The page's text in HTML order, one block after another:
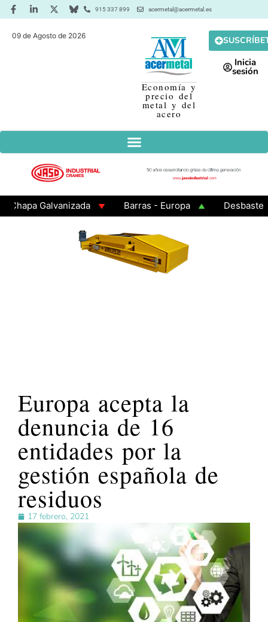
915 337 899 acermetal@acermetal.es
09 de Agosto de 2026
Economía y
precio del
metal y del
acero
Inicia
sesión
Galvanizada Barras - Europa
Desbaste -
Europa acepta la
denuncia de 16
entidades por la
gestión española de
residuos
17 febrero, 2021